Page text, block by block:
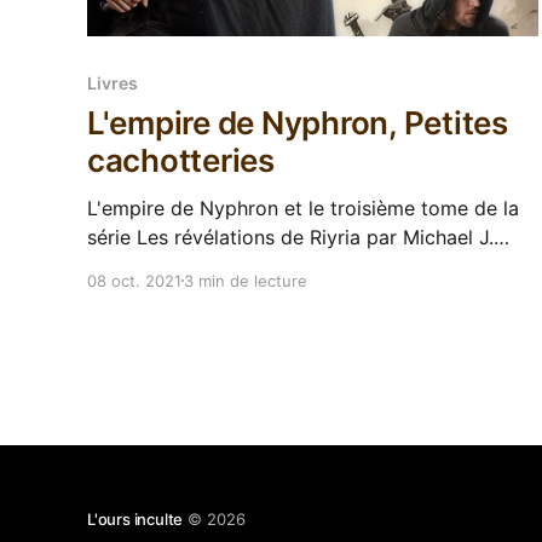
Livres
L'empire de Nyphron, Petites
cachotteries
L'empire de Nyphron et le troisième tome de la
série Les révélations de Riyria par Michael J.
commence à prendre un peu d'épaisseur ! Après
08 oct. 2021 3 min de lecture
L'ours inculte © 2026